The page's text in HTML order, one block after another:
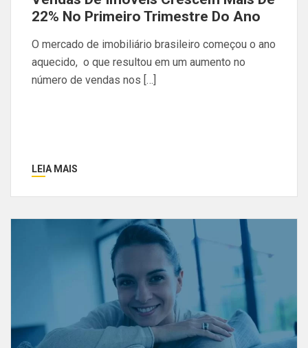
22% No Primeiro Trimestre Do Ano
O mercado de imobiliário brasileiro começou o ano
aquecido, o que resultou em um aumento no
número de vendas nos […]
LEIA MAIS